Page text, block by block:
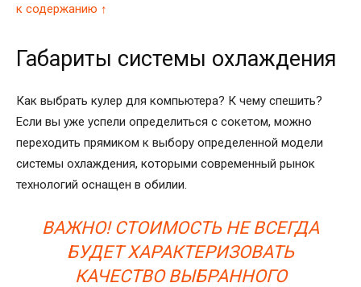
к содержанию ↑
Габариты системы охлаждения
Как выбрать кулер для компьютера? К чему спешить?
Если вы уже успели определиться с сокетом, можно
переходить прямиком к выбору определенной модели
системы охлаждения, которыми современный рынок
технологий оснащен в обилии.
ВАЖНО! СТОИМОСТЬ НЕ ВСЕГДА
БУДЕТ ХАРАКТЕРИЗОВАТЬ
КАЧЕСТВО ВЫБРАННОГО